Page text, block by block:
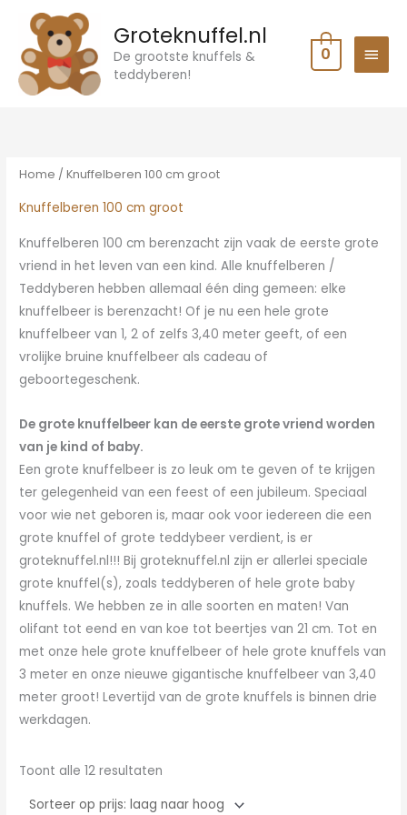
inhoud
Groteknuffel.nl
De grootste knuffels &
teddyberen!
0
Home / Knuffelberen 100 cm groot
Knuffelberen 100 cm groot
Knuffelberen 100 cm berenzacht zijn vaak de eerste grote
vriend in het leven van een kind. Alle knuffelberen /
Teddyberen hebben allemaal één ding gemeen: elke
knuffelbeer is berenzacht! Of je nu een hele grote
knuffelbeer van 1, 2 of zelfs 3,40 meter geeft, of een
vrolijke bruine knuffelbeer als cadeau of
geboortegeschenk.
De grote knuffelbeer kan de eerste grote vriend worden
van je kind of baby.
Een grote knuffelbeer is zo leuk om te geven of te krijgen
ter gelegenheid van een feest of een jubileum. Speciaal
voor wie net geboren is, maar ook voor iedereen die een
grote knuffel of grote teddybeer verdient, is er
groteknuffel.nl!!! Bij groteknuffel.nl zijn er allerlei speciale
grote knuffel(s), zoals teddyberen of hele grote baby
knuffels. We hebben ze in alle soorten en maten! Van
olifant tot eend en van koe tot beertjes van 21 cm. Tot en
met onze hele grote knuffelbeer of hele grote knuffels van
3 meter en onze nieuwe gigantische knuffelbeer van 3,40
meter groot! Levertijd van de grote knuffels is binnen drie
werkdagen.
Toont alle 12 resultaten
hoog